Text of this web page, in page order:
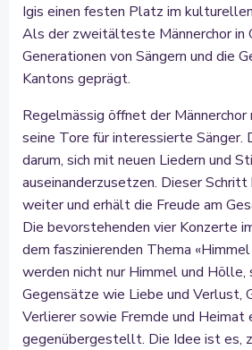
Igis einen festen Platz im
Als der zweitälteste Männerchor in
Generationen von Sängern und die
Kantons geprägt.
Regelmässig öffnet der
seine Tore für interessierte Sänger.
darum, sich mit neuen Liedern und
auseinanderzusetzen. Dieser
weiter und erhält die Freude am
Die bevorstehenden vier Konzerte
dem faszinierenden Thema
werden nicht nur Himmel und Hölle,
Gegensätze wie Liebe und Verlust,
Verlierer sowie Fremde und Heimat
gegenübergestellt. Die Idee ist es,